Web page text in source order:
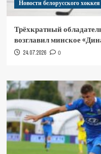
Новости белорусского хоккея
Трёхкратный
возглавил минское
24.07.2026 0